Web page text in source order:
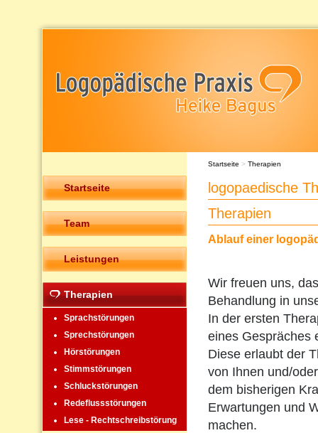
Startseite
Team
Leistungen
Therapien
Sprachstörungen
Sprechstörungen
Hörstörungen
Stimmstörungen
Schluckstörungen
Redeflussstörungen
Lese - Rechtschreibstörung
Startseite > Therapien
logopaedische
Therapien
Ablauf einer
Wir freuen uns,
Behandlung in
In der ersten
eines Gespräches
Diese erlaubt der
von Ihnen und/
dem bisherigen
Erwartungen und
machen.